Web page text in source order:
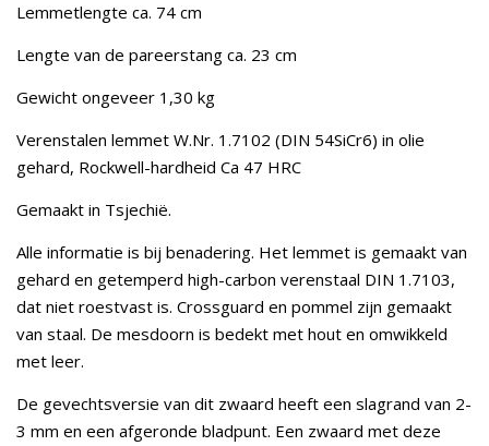
Lemmetlengte ca. 74 cm
Lengte van de pareerstang ca. 23 cm
Gewicht ongeveer 1,30 kg
Verenstalen lemmet W.Nr. 1.7102 (DIN 54SiCr6) in olie
gehard, Rockwell-hardheid Ca 47 HRC
Gemaakt in Tsjechië.
Alle informatie is bij benadering. Het lemmet is gemaakt van
gehard en getemperd high-carbon verenstaal DIN 1.7103,
dat niet roestvast is. Crossguard en pommel zijn gemaakt
van staal. De mesdoorn is bedekt met hout en omwikkeld
met leer.
De gevechtsversie van dit zwaard heeft een slagrand van 2-
3 mm en een afgeronde bladpunt. Een zwaard met deze